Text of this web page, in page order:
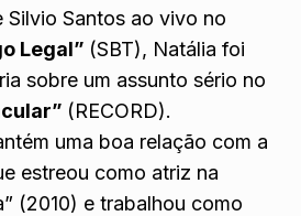
Silvio Santos ao vivo no
Legal” (SBT), Natália foi
sobre um assunto sério no
(RECORD).
uma boa relação com a
estreou como atriz na
(2010) e trabalhou como